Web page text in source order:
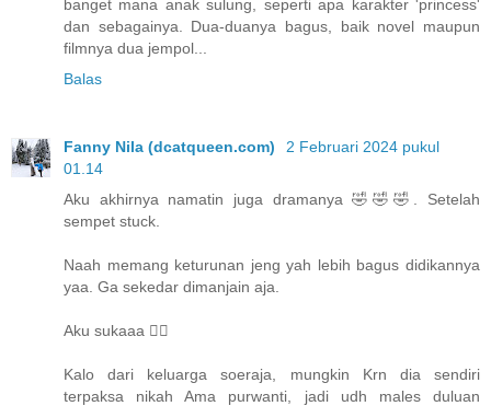
banget mana anak sulung, seperti apa karakter 'princess'
dan sebagainya. Dua-duanya bagus, baik novel maupun
filmnya dua jempol...
Balas
Fanny Nila (dcatqueen.com)
2 Februari 2024 pukul
01.14
Aku akhirnya namatin juga dramanya 🤣🤣🤣. Setelah
sempet stuck.
Naah memang keturunan jeng yah lebih bagus didikannya
yaa. Ga sekedar dimanjain aja.
Aku sukaaa 👍🏿
Kalo dari keluarga soeraja, mungkin Krn dia sendiri
terpaksa nikah Ama purwanti, jadi udh males duluan